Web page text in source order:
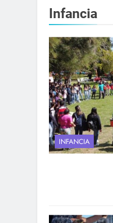
Infancia
INFANCIA